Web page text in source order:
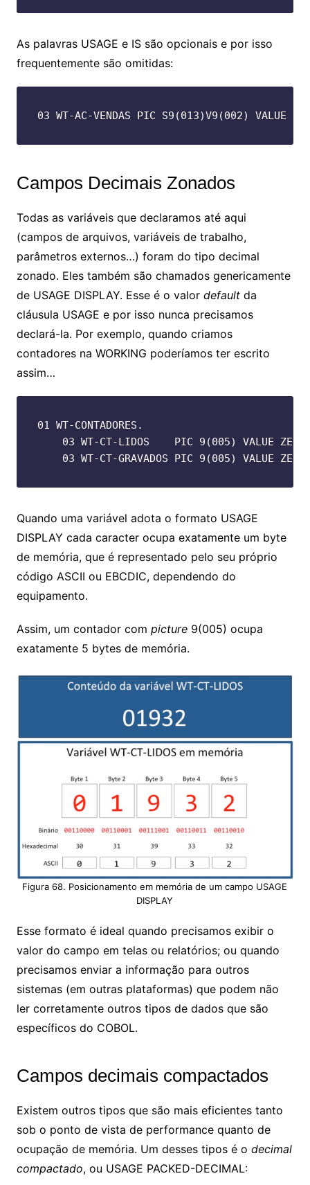
As palavras USAGE e IS são opcionais e por isso
frequentemente são omitidas:
03 WT-AC-VENDAS PIC S9(013)V9(002) VALUE
Campos Decimais Zonados
Todas as variáveis que declaramos até aqui
(campos de arquivos, variáveis de trabalho,
parâmetros externos…) foram do tipo decimal
zonado. Eles também são chamados genericamente
de USAGE DISPLAY. Esse é o valor defaultda
cláusula USAGE e por isso nunca precisamos
declará-la. Por exemplo, quando criamos
contadores na WORKING poderíamos ter escrito
assim…
01 WT-CONTADORES.
03 WT-CT-LIDOS    PIC 9(005) VALUE
03 WT-CT-GRAVADOS PIC 9(005) VALUE
Quando uma variável adota o formato USAGE
DISPLAY cada caracter ocupa exatamente um byte
de memória, que é representado pelo seu próprio
código ASCII ou EBCDIC, dependendo do
equipamento.
Assim, um contador com picture9(005) ocupa
exatamente 5 bytes de memória.
Figura 68. Posicionamento em memória de um campo USAGE
DISPLAY
Esse formato é ideal quando precisamos exibir o
valor do campo em telas ou relatórios; ou quando
precisamos enviar a informação para outros
sistemas (em outras plataformas) que podem não
ler corretamente outros tipos de dados que são
específicos do COBOL.
Campos decimais compactados
Existem outros tipos que são mais eficientes tanto
sob o ponto de vista de performance quanto de
ocupação de memória. Um desses tipos é o decimal
compactado, ou USAGE PACKED-DECIMAL: